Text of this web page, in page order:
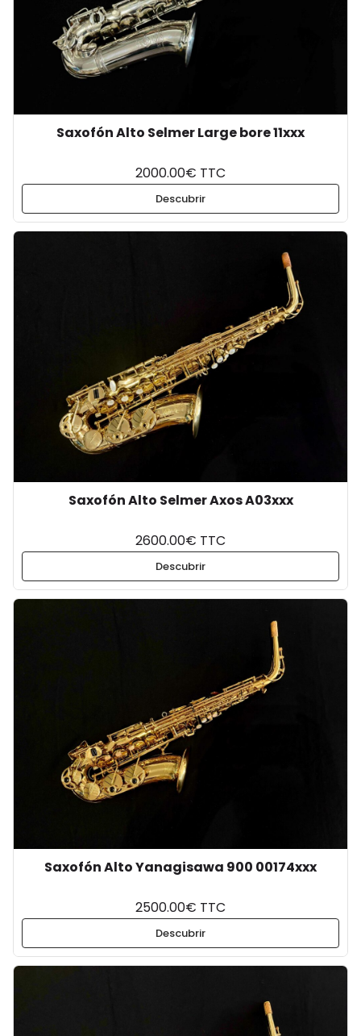
Saxofón Alto Selmer Large bore 11xxx
2000.00€ TTC
Descubrir
Saxofón Alto Selmer Axos A03xxx
2600.00€ TTC
Descubrir
Saxofón Alto Yanagisawa 900 00174xxx
2500.00€ TTC
Descubrir